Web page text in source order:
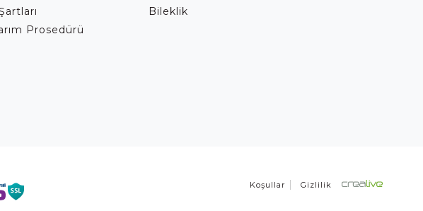
Prosedürü
Bileklik
Koşullar Gizlilik